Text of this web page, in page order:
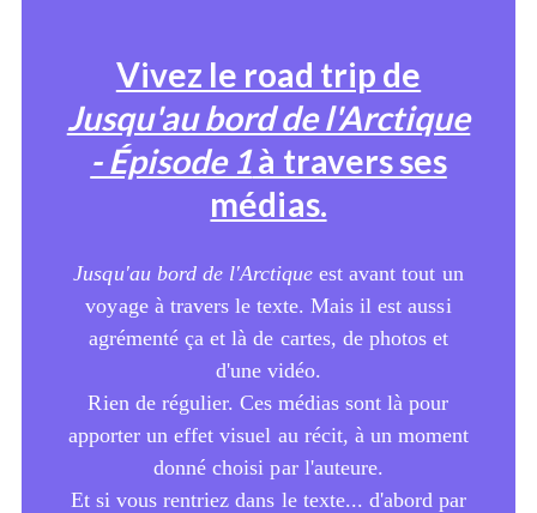
Vivez le road trip de
Jusqu'au bord de l'Arctique
- Épisode 1à travers ses
médias.
Jusqu'au bord de l'Arctique est avant tout un
voyage à travers le texte. Mais il est aussi
agrémenté ça et là de cartes, de photos et
d'une vidéo.
Rien de régulier. Ces médias sont là pour
apporter un effet visuel au récit, à un moment
donné choisi par l'auteure.
Et si vous rentriez dans le texte... d'abord par